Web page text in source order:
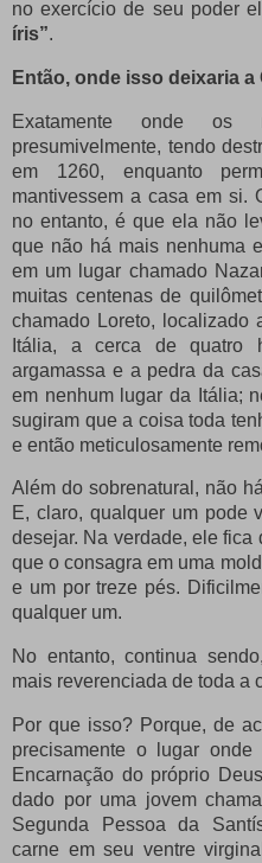
no exercício de seu poder
íris”.
Então, onde isso deixaria
Exatamente onde os
presumivelmente, tendo
em 1260, enquanto
mantivessem a casa em si.
no entanto, é que ela não
que não há mais nenhuma
em um lugar chamado
muitas centenas de
chamado Loreto, localizado
Itália, a cerca de quatro
argamassa e a pedra da
em nenhum lugar da Itália;
sugiram que a coisa toda
e então meticulosamente
Além do sobrenatural, não
E, claro, qualquer um pode
desejar. Na verdade, ele fica
que o consagra em uma
e um por treze pés.
qualquer um.
No entanto, continua
mais reverenciada de toda a
Por que isso? Porque, de
precisamente o lugar
Encarnação do próprio
dado por uma jovem
Segunda Pessoa da
carne em seu ventre